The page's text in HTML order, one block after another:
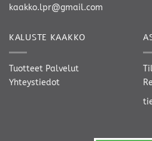
kaakko.lpr@gmail.com
KALUSTE KAAKKO
Tuotteet Palvelut
Yhteystiedot